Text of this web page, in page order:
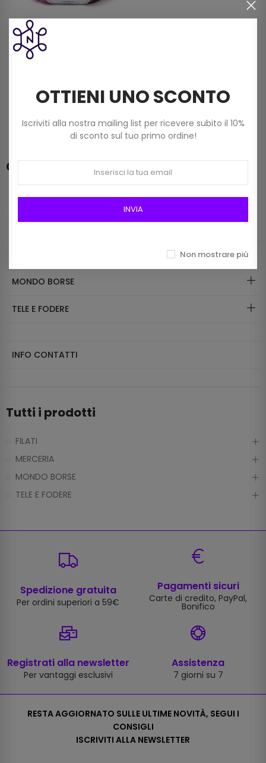
Filato Mistolana Sfumato
4,90 €
Categorie
CATALOGO
MONDO BORSE
TELE E FODERE
INFO CONTATTI
Tutti i prodotti
FILATI
MERCERIA
MONDO BORSE
TELE E FODERE
Spedizione gratuita
Per ordini superiori a 59€
Pagamenti sicuri
Carte di credito, PayPal,
Bonifico
Registrati alla newsletter
Per vantaggi esclusivi
Assistenza
7 giorni su 7
RESTA AGGIORNATO SULLE ULTIME NOVITÀ, SEGUI I
CONSIGLI
ISCRIVITI ALLA NEWSLETTER
OTTIENI UNO SCONTO
Iscriviti alla nostra mailing list per ricevere subito il 10%
di sconto sul tuo primo ordine!
INVIA
Non mostrare più